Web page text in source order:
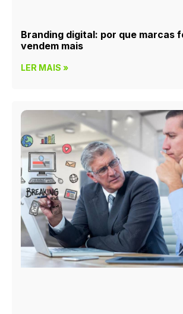
Branding digital: por que marcas
vendem mais
LER MAIS »